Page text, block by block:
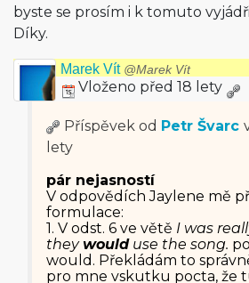
byste se prosím i k tomuto
Díky.
Marek Vít @Marek Vít
Vloženo před 18 lety
Příspěvek od Petr Švarc
lety
pár nejasností
V odpovědích Jaylene mě
formulace:
1. V odst. 6 ve větě I was
they woulduse the song.
would. Překládám to
pro mne vskutku pocta, že